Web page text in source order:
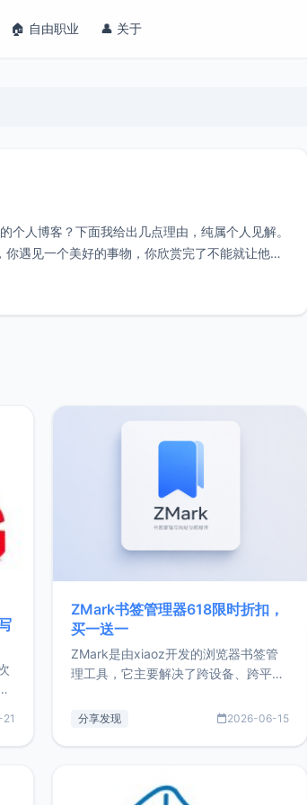
🏠 自由职业 👤 关于
人博客？下面我给出几点理由，纯属个人见解。
遇见一个美好的事物，你欣赏完了不能就让他到
ZMark书签管理器618限时折扣，
买一送一
ZMark是由xiaoz开发的浏览器书签管
理工具，它主要解决了跨设备、跨平
做到一处部署、随处访问。同时，它还
量级： 使用Bun + Hono.js
分享发现 2026-06-15